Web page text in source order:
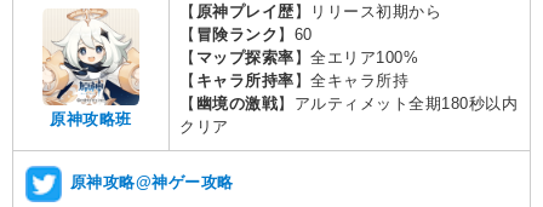
原神攻略班
【 原神プレイ歴 】リリース初期から
【 冒険ランク 】60
【 マップ探索率 】全エリア100%
【 キャラ所持率 】全キャラ所持
【 幽境の激戦】アルティメット全期180秒以内
クリア
原神攻略@神ゲー攻略